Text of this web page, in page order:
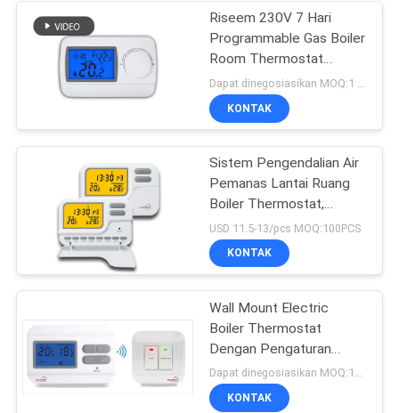
7 Hari
Programmable
Thermostat
185
termostat non
programmable
183
Riseem 230V 7 Hari
Programmable Gas Boiler
Room Thermostat
Pemanasan dan
Pendinginan
KONTAK
Sistem Pengendalian Air
Pemanas Lantai Ruang
Boiler Thermostat,
Programmable HVAC
Thermostat
USD 11.5-13/pcs MOQ:100PCS
KONTAK
Wall Mount Electric
Boiler Thermostat
Dengan Pengaturan
Panas Darurat
Dapat dinegosiasikan MOQ:100PCS
KONTAK